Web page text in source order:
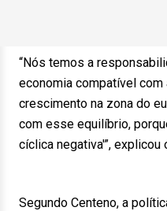
“Nós temos a
economia compatível com
crescimento na zona do
com esse equilíbrio,
cíclica negativa'”, explicou
Segundo Centeno, a